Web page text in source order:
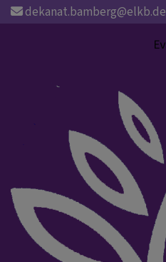
Direktdekanat.bamberg@elkb.de